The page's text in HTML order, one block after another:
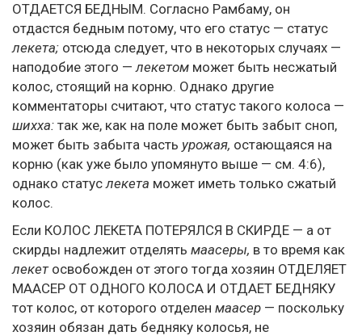
ОТДАЕТСЯ БЕДНЫМ. Согласно Рамбаму, он
отдастся бедным потому, что его статус — статус
лекета; отсюда следует, что в некоторых случаях —
наподобие этого —лекетом может быть несжатый
колос, стоящий на корню. Однако другие
комментаторы считают, что статус такого колоса —
шихха: так же, как на поле может быть забыт сноп,
может быть забыта часть урожая, остающаяся на
корню (как уже было упомянуто выше — см. 4:6),
однако статуслекета может иметь только сжатый
колос.
Если КОЛОС ЛЕКЕТА ПОТЕРЯЛСЯ В СКИРДЕ — а от
скирды надлежит отделять маасеры, в то время как
лекет освобожден от этого тогда хозяин ОТДЕЛЯЕТ
МААСЕР ОТ ОДНОГО КОЛОСА И ОТДАЕТ БЕДНЯКУ
тот колос, от которого отделен маасер — поскольку
хозяин обязан дать бедняку колосья, не